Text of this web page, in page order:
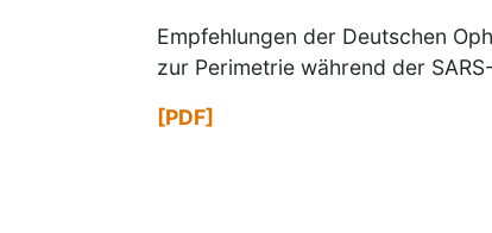
Empfehlungen der Deutschen
zur Perimetrie während der
[PDF]